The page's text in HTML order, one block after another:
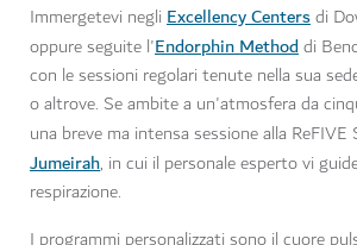
Immergetevi negli Excellency Centersdi
oppure seguite l'Endorphin Methoddi
con le sessioni regolari tenute nella sua
o altrove. Se ambite a un'atmosfera da
una breve ma intensa sessione alla ReFIVE
Jumeirah, in cui il personale esperto vi
respirazione.